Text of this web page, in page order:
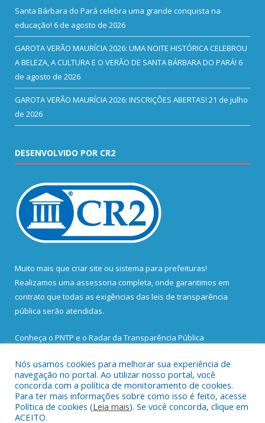
Santa Bárbara do Pará celebra uma grande conquista na
educação! 6 de agosto de 2026
GAROTA VERÃO MAURÍCIA 2026: UMA NOITE HISTÓRICA CELEBROU
A BELEZA, A CULTURA E O VERÃO DE SANTA BÁRBARA DO PARÁ! 6
de agosto de 2026
GAROTA VERÃO MAURÍCIA 2026: INSCRIÇÕES ABERTAS! 21 de julho
de 2026
DESENVOLVIDO POR CR2
Muito mais que criar site ou sistema para prefeituras!
Realizamos uma assessoria completa, onde garantimos em
contrato que todas as exigências das leis de transparência
pública serão atendidas.
Conheça o PNTP e o Radar da Transparência Pública
Todos os direitos reservados a Prefeitura Municipal de Santa
Bárbara do Pará.
Nós usamos cookies para melhorar sua experiência de
navegação no portal. Ao utilizar nosso portal, você
concorda com a política de monitoramento de cookies.
Para ter mais informações sobre como isso é feito, acesse
Política de cookies (Leia mais). Se você concorda, clique em
ACEITO.